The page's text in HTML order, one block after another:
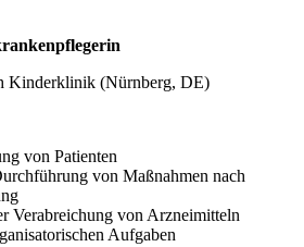
Kinderklinik (Nürnberg, DE)
von Patienten
von Maßnahmen nach
Verabreichung von Arzneimitteln
Aufgaben